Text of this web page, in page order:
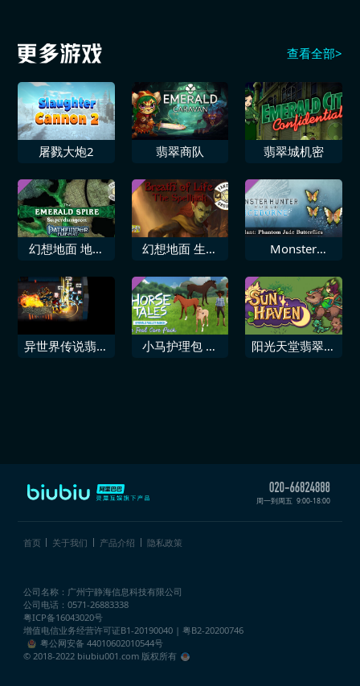
查看全部>
屠戮大炮2 翡翠商队 翡翠城机密
幻想地面 地理
戏 翡翠尖塔超
级地牢翻转垫多
包
幻想地面 生命
者
Monster
Iceborne 追加
饰物「幻想蝴蝶
·翡翠」
异世界传说翡翠
小马护理包 马
阳光天堂翡翠优
周一到周五 9:00-18:00
首页 关于我们 产品介绍 隐私政策
公司名称：广州宁静海信息科技有限公司
公司电话：0571-26883338
粤ICP备16043020号
增值电信业务经营许可证B1-20190040 | 粤B2-20200746
粤公网安备 44010602010544号
© 2018-2022 biubiu001.com 版权所有